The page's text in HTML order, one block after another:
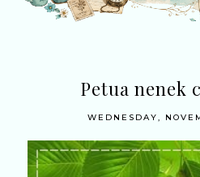
Petua nenek
WEDNESDAY,